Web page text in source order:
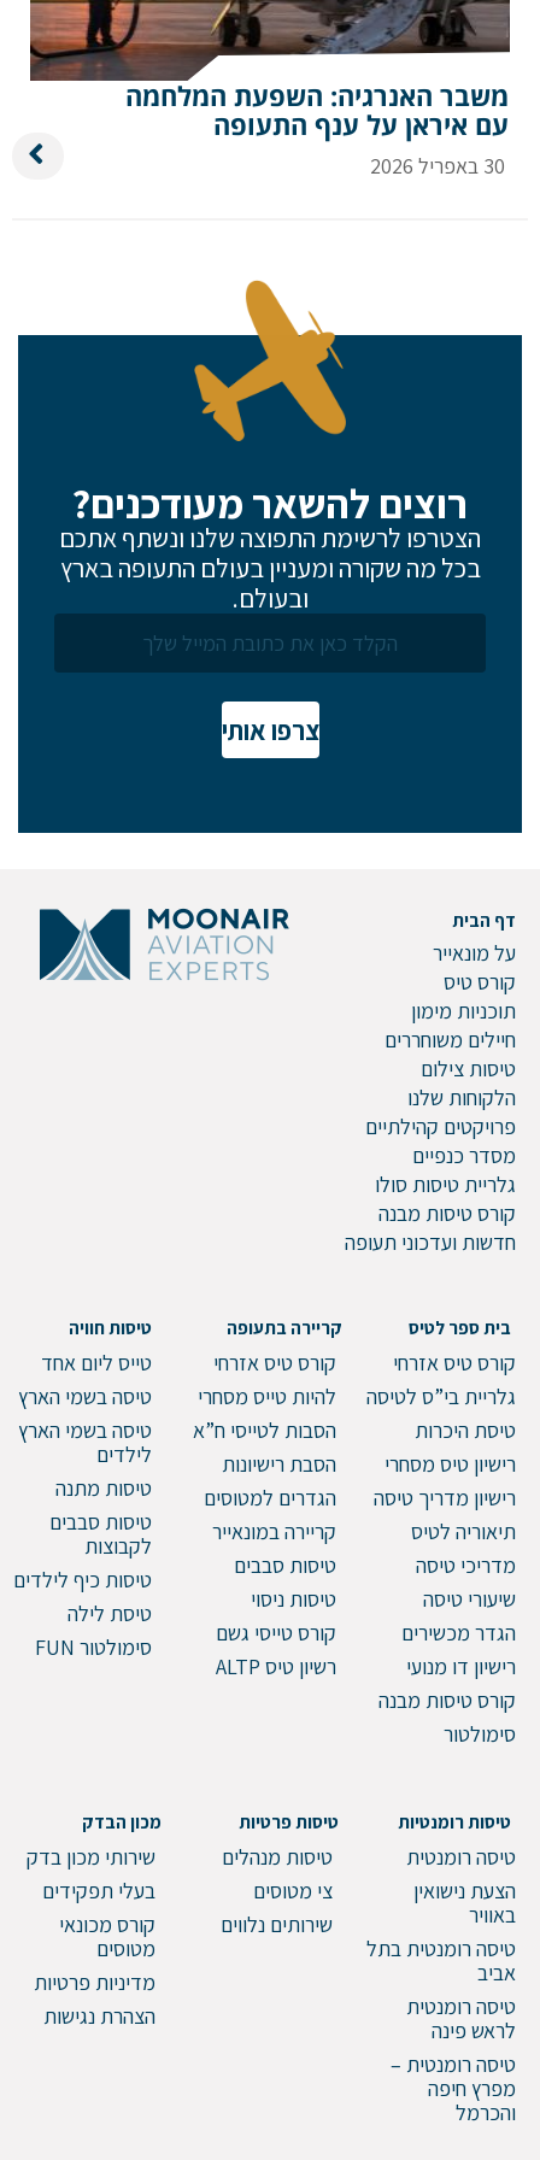
משבר האנרגיה: השפעת המלחמה
עם איראן על ענף התעופה
30 באפריל 2026
רוצים להשאר מעודכנים?
הצטרפו לרשימת התפוצה שלנו ונשתף אתכם
בכל מה שקורה ומעניין בעולם התעופה בארץ
ובעולם.
צרפו אותי
דף הבית
על מונאייר
קורס טיס
תוכניות מימון
חיילים משוחררים
טיסות צילום
הלקוחות שלנו
פרויקטים קהילתיים
מסדר כנפיים
גלריית טיסות סולו
קורס טיסות מבנה
חדשות ועדכוני תעופה
בית ספר לטיס
קורס טיס אזרחי
גלריית בי”ס לטיסה
טיסת היכרות
רישיון טיס מסחרי
רישיון מדריך טיסה
תיאוריה לטיס
מדריכי טיסה
שיעורי טיסה
הגדר מכשירים
רישיון דו מנועי
קורס טיסות מבנה
סימולטור
קריירה בתעופה
קורס טיס אזרחי
להיות טייס מסחרי
הסבות לטייסי ח”א
הסבת רישיונות
הגדרים למטוסים
קריירה במונאייר
טיסות סבבים
טיסות ניסוי
קורס טייסי גשם
רשיון טיס ALTP
טיסות חוויה
טייס ליום אחד
טיסה בשמי הארץ
טיסה בשמי הארץ
לילדים
טיסות מתנה
טיסות סבבים
לקבוצות
טיסות כיף לילדים
טיסת לילה
סימולטור FUN
טיסות רומנטיות
טיסה רומנטית
הצעת נישואין
באוויר
טיסה רומנטית בתל
אביב
טיסה רומנטית
לראש פינה
טיסה רומנטית –
מפרץ חיפה
והכרמל
טיסות פרטיות
טיסות מנהלים
צי מטוסים
שירותים נלווים
מכון הבדק
שירותי מכון בדק
בעלי תפקידים
קורס מכונאי
מטוסים
מדיניות פרטיות
הצהרת נגישות
שלח הודעה